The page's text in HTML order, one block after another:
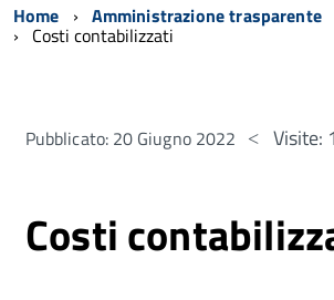
Home Amministrazione trasparente
Costi contabilizzati
Pubblicato: 20 Giugno 2022 Visite:
Costi